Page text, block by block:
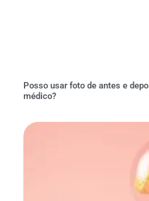
Posso usar foto de antes e
médico?